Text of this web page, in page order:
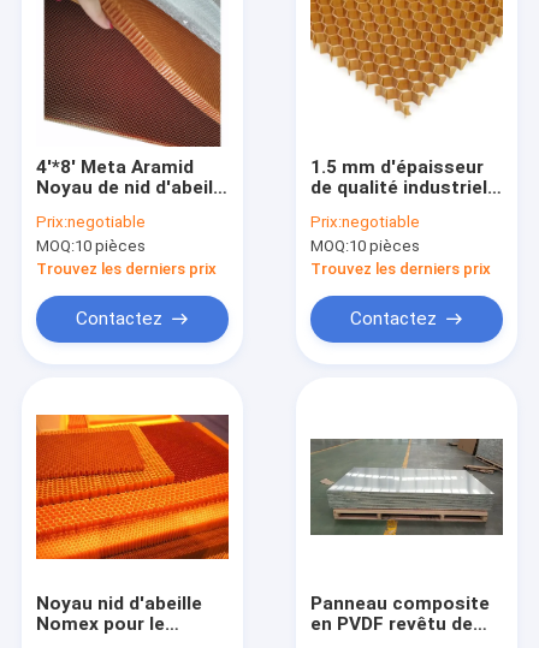
Produits
VR Show
Au sujet de nous
4'*8' Meta Aramid
Noyau de nid d'abeille
léger
Prix:negotiable
MOQ:10 pièces
Trouvez les derniers prix
Contactez
1.5 mm d'épaisseur
de qualité industrielle
d'abeille de noyau
Résistance à la
corrosion Super
Prix:negotiable
MOQ:10 pièces
Trouvez les derniers prix
Contactez
Noyau nid d'abeille
Nomex pour le
Panneau composite
en PVDF revêtu de